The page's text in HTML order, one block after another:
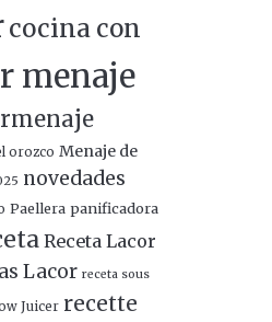
cocina con
menaje
orozco Menaje de
novedades
Paellera panificadora
Receta Lacor
Lacor receta sous
Juicer recette